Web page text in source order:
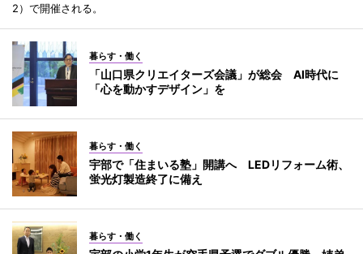
2）で開催される。
暮らす・働く
「山口県クリエイターズ会議」が総会 AI時代に
「心を動かすデザイン」を
暮らす・働く
宇部で「住まいる塾」開講へ LEDリフォーム術、
蛍光灯製造終了に備え
暮らす・働く